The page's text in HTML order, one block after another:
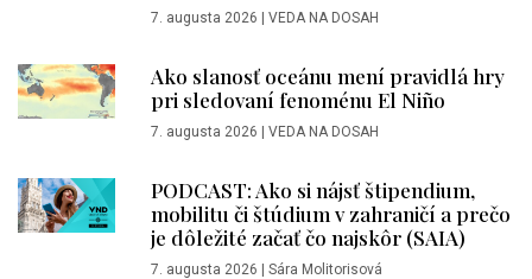
7. augusta 2026 | VEDA NA DOSAH
Ako slanosť oceánu mení pravidlá hry
pri sledovaní fenoménu El Niño
7. augusta 2026 | VEDA NA DOSAH
PODCAST: Ako si nájsť štipendium,
mobilitu či štúdium v zahraničí a prečo
je dôležité začať čo najskôr (SAIA)
7. augusta 2026 | Sára Molitorisová